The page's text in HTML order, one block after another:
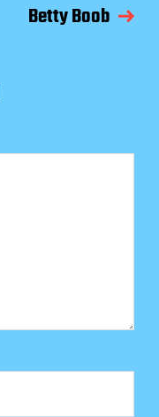
Betty Boob